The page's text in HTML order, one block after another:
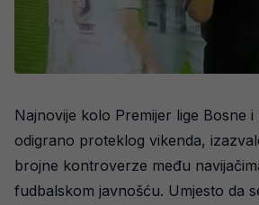
Najnovije kolo Premijer lige Bosne
odigrano proteklog vikenda,
brojne kontroverze među
fudbalskom javnošću. Umjesto da